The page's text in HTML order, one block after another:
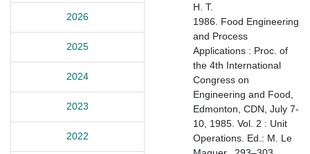
2026
2025
2024
2023
2022
H. T.
1986. Food Engineering
and Process
Applications : Proc. of
the 4th International
Congress on
Engineering and Food,
Edmonton, CDN, July 7-
10, 1985. Vol. 2 : Unit
Operations. Ed.: M. Le